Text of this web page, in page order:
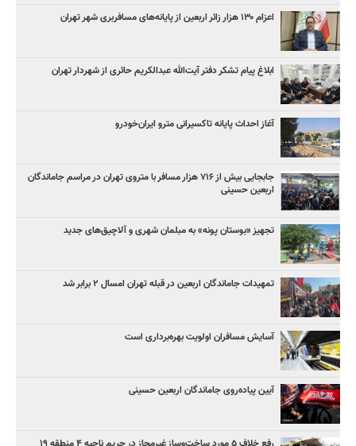
اعزام ۱۳۰ هزار زائر اربعین از پایانه‌های مسافربری شهر تهران
ابلاغ پیام تشکر دفتر آیت‌الله عبدالکریم حائری از شهردار تهران
آغاز احداث پایانه تاکسیرانی مترو ایران‌خودرو
جابجایی بیش از ۷۱۶ هزار مسافر با متروی تهران در مراسم جاماندگان
اربعین حسینی
تجهیز «بوستان پونه» به مبلمان شهری و آلاچیق‌های جدید
تمهیدات جاماندگان اربعین در قبله تهران امسال ۲ برابر شد
آسایش مسافران اولویت بهره‌برداری است
آیین پیاده‌روی جاماندگان اربعین حسینی